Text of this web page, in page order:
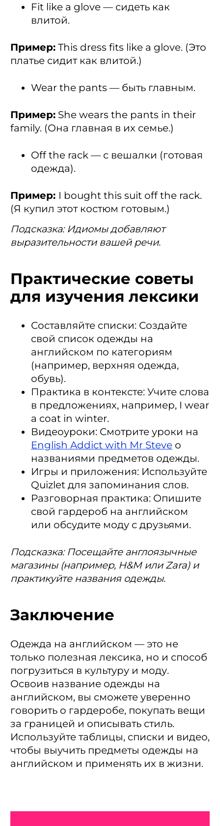
Fit like a glove — сидеть как
влитой.
Пример: This dress fits like a glove. (Это
платье сидит как влитой.)
Wear the pants — быть главным.
Пример: She wears the pants in their
family. (Она главная в их семье.)
Off the rack — с вешалки (готовая
одежда).
Пример: I bought this suit off the rack.
(Я купил этот костюм готовым.)
Подсказка: Идиомы добавляют
выразительности вашей речи.
Практические советы
для изучения лексики
Составляйте списки: Создайте
свой список одежды на
английском по категориям
(например, верхняя одежда,
обувь).
Практика в контексте: Учите слова
в предложениях, например, I wear
a coat in winter.
Видеоуроки: Смотрите уроки на
English Addict with Mr Steve о
названиями предметов одежды.
Игры и приложения: Используйте
Quizlet для запоминания слов.
Разговорная практика: Опишите
свой гардероб на английском
или обсудите моду с друзьями.
Подсказка: Посещайте англоязычные
магазины (например, H&M или Zara) и
практикуйте названия одежды.
Заключение
Одежда на английском — это не
только полезная лексика, но и способ
погрузиться в культуру и моду.
Освоив название одежды на
английском, вы сможете уверенно
говорить о гардеробе, покупать вещи
за границей и описывать стиль.
Используйте таблицы, списки и видео,
чтобы выучить предметы одежды на
английском и применять их в жизни.